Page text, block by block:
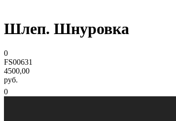
Шлеп. Шнуровка
0
FS00631
4500,00
руб.
0